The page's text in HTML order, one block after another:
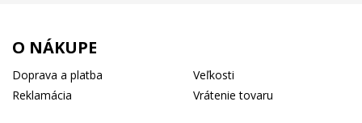
O NÁKUPE
Doprava a platba
Veľkosti
Reklamácia
Vrátenie tovaru